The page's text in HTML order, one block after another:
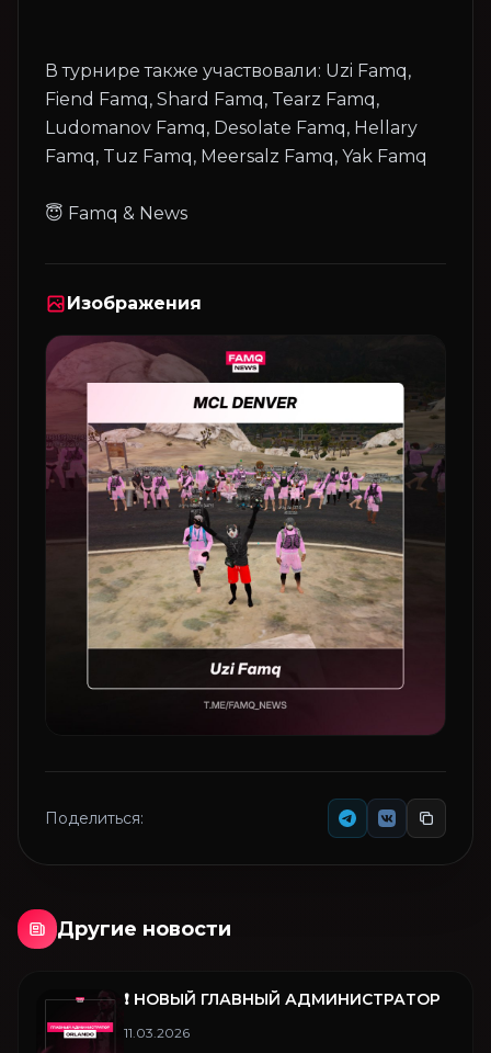
В турнире также участвовали: Uzi Famq,
Fiend Famq, Shard Famq, Tearz Famq,
Ludomanov Famq, Desolate Famq, Hellary
Famq, Tuz Famq, Meersalz Famq, Yak Famq
Изображения
Поделиться:
Другие новости
❗️ НОВЫЙ ГЛАВНЫЙ АДМИНИСТРАТОР
11.03.2026